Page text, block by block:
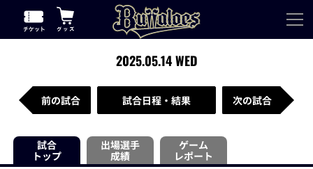
2025.05.14 WED
前の試合 試合日程・結果 次の試合
試合
トップ
出場選手
成績
ゲーム
レポート